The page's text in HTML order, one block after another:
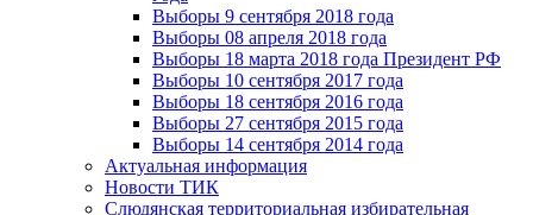
Выборы 9 сентября 2018 года
Выборы 08 апреля 2018 года
Выборы 18 марта 2018 года Президент РФ
Выборы 10 сентября 2017 года
Выборы 18 сентября 2016 года
Выборы 27 сентября 2015 года
Выборы 14 сентября 2014 года
Актуальная информация
Новости ТИК
Слюдянская территориальная избирательная